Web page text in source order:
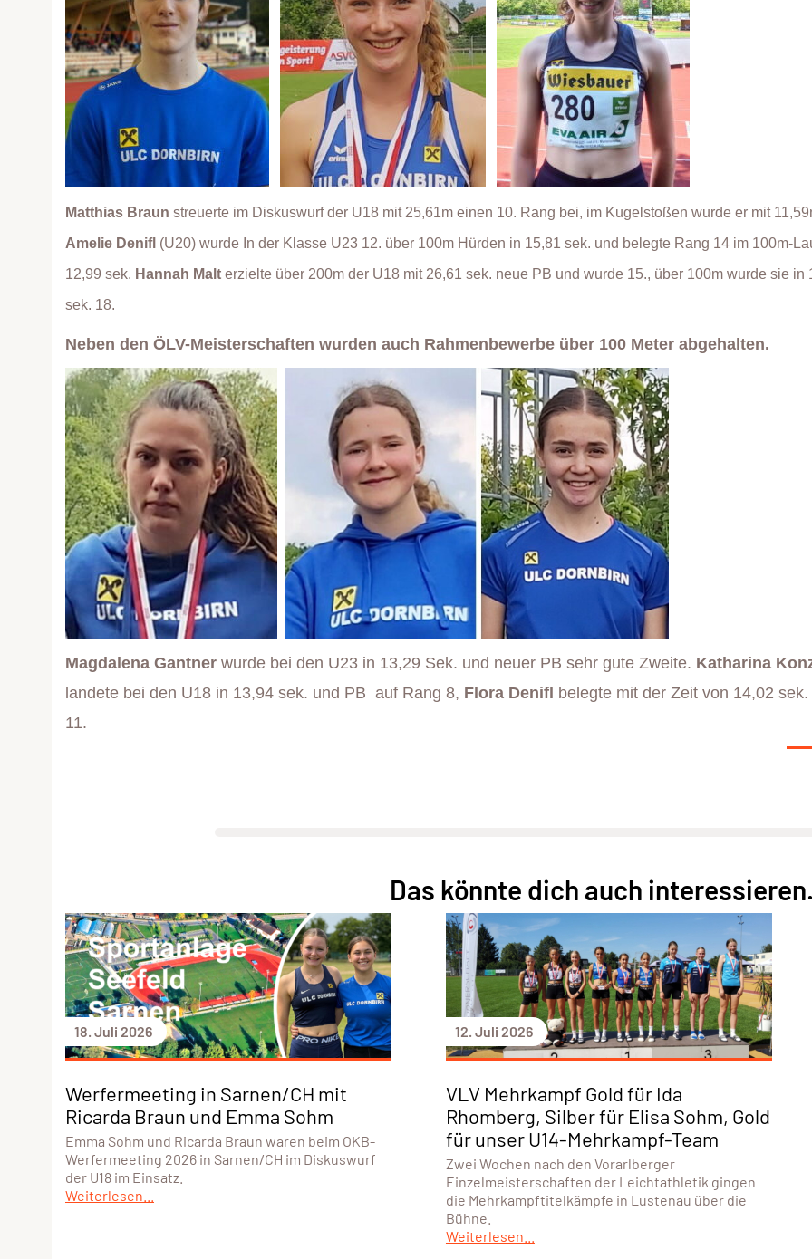
Matthias Braun streuerte im Diskuswurf der U18 mit 25,61m einen 10. Rang bei, im Kugelstoßen wurde er mit
Amelie Denifl (U20) wurde In der Klasse U23 12. über 100m Hürden in 15,81 sek. und belegte Rang 14 im 100m-
12,99 sek. Hannah Malt erzielte über 200m der U18 mit 26,61 sek. neue PB und wurde 15., über 100m wurde sie in
sek. 18.
Neben den ÖLV-Meisterschaften wurden auch Rahmenbewerbe über 100 Meter abgehalten.
Magdalena Gantner wurde bei den U23 in 13,29 Sek. und neuer PB sehr gute Zweite. Katharina
landete bei den U18 in 13,94 sek. und PB auf Rang 8, Flora Denifl belegte mit der Zeit von 14,02 sek.
11.
Das könnte dich auch
18. Juli 2026
Werfermeeting in Sarnen/CH mit
Ricarda Braun und Emma Sohm
Emma Sohm und Ricarda Braun waren beim OKB-
Werfermeeting 2026 in Sarnen/CH im Diskuswurf
der U18 im Einsatz.
Weiterlesen...
12. Juli 2026
VLV Mehrkampf Gold für Ida
Rhomberg, Silber für Elisa Sohm, Gold
für unser U14-Mehrkampf-Team
Zwei Wochen nach den Vorarlberger
Einzelmeisterschaften der Leichtathletik gingen
die Mehrkampftitelkämpfe in Lustenau über die
Bühne.
Weiterlesen...